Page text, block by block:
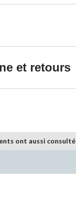
et retours
ont aussi consulté